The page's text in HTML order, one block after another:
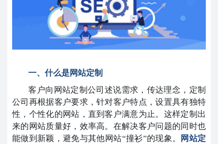
一、什么是网站定制
客户向网站定制公司述说需求，传达理念，定制
公司再根据客户要求，针对客户特点，设置具有独特
性，个性化的网站，直到客户满意为止。这样定制出
来的网站质量好，效率高。在解决客户问题的同时也
能做到新颖，避免与其他网站“撞衫”的现象。
网站定